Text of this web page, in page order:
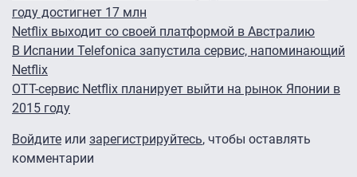
году достигнет 17 млн
Netflix выходит со своей платформой в Австралию
В Испании Telefonica запустила сервис, напоминающий
Netflix
OTT-сервис Netflix планирует выйти на рынок Японии в
2015 году
Войдите или зарегистрируйтесь, чтобы оставлять
комментарии